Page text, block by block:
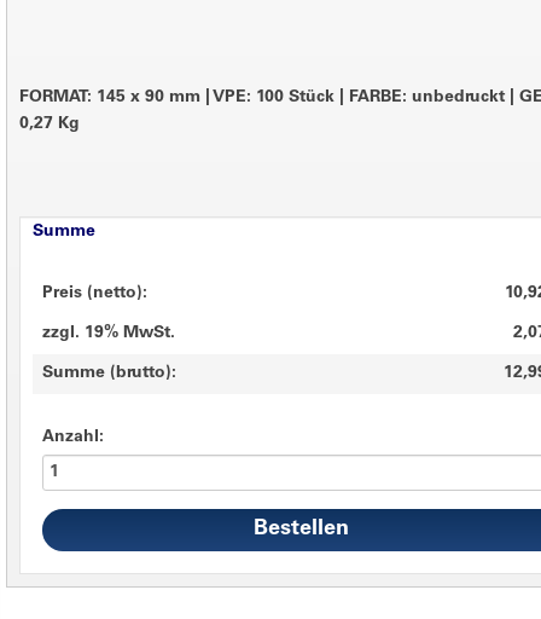
FORMAT: 145 x 90 mm VPE: 100 Stück FARBE: unbedruckt
0,27 Kg
Summe
Preis (netto):
zzgl. 19% MwSt.
Summe (brutto):
Anzahl: